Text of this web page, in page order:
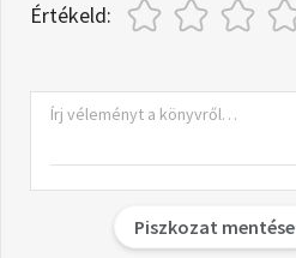
Értékeld:
Piszkozat mentése